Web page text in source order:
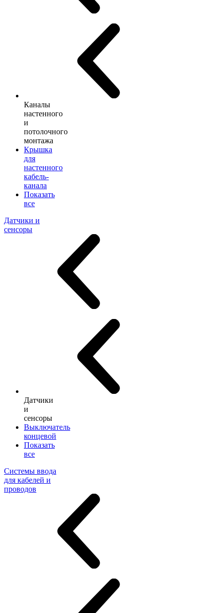
Каналы
настенного
и
потолочного
монтажа
Крышка
для
настенного
кабель-
канала
Показать
все
Датчики и
сенсоры
Датчики
и
сенсоры
Выключатель
концевой
Показать
все
Системы ввода
для кабелей и
проводов